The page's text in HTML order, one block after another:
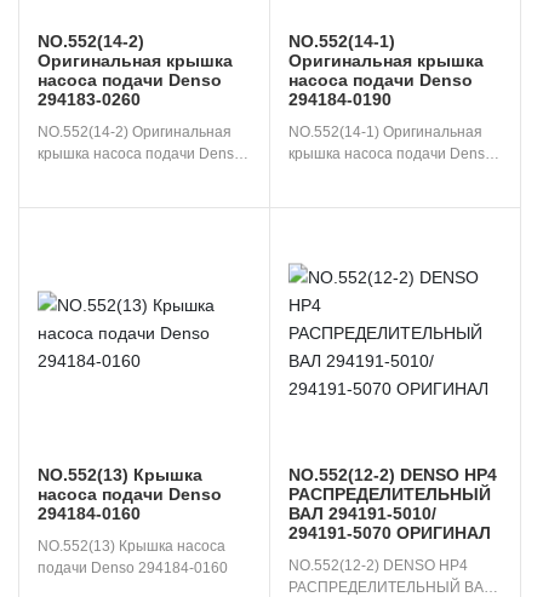
NO.552(14-2)
Оригинальная крышка
насоса подачи Denso
294183-0260
NO.552(14-2) Оригинальная
крышка насоса подачи Denso
NO.552(14-1)
Оригинальная крышка
насоса подачи Denso
294184-0190
NO.552(14-1) Оригинальная
крышка насоса подачи Denso
NO.552(13) Крышка
насоса подачи Denso
294184-0160
NO.552(13) Крышка насоса
подачи Denso 294184-0160
NO.552(12-2) DENSO HP4
РАСПРЕДЕЛИТЕЛЬНЫЙ
ВАЛ 294191-5010/
294191-5070 ОРИГИНАЛ
NO.552(12-2) DENSO HP4
РАСПРЕДЕЛИТЕЛЬНЫЙ ВАЛ